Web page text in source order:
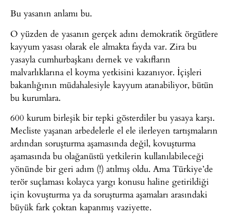
Bu yasanın anlamı bu.
O yüzden de yasanın gerçek adını demokratik örgütlere
kayyum yasası olarak ele almakta fayda var. Zira bu
yasayla cumhurbaşkanı dernek ve vakıfların
malvarlıklarına el koyma yetkisini kazanıyor. İçişleri
bakanlığının müdahalesiyle kayyum atanabiliyor, bütün
bu kurumlara.
600 kurum birleşik bir tepki gösterdiler bu yasaya karşı.
Mecliste yaşanan arbedelerle el ele ilerleyen tartışmaların
ardından soruşturma aşamasında değil, kovuşturma
aşamasında bu olağanüstü yetkilerin kullanılabileceği
yönünde bir geri adım (!) atılmış oldu. Ama Türkiye’de
terör suçlaması kolayca yargı konusu haline getirildiği
için kovuşturma ya da soruşturma aşamaları arasındaki
büyük fark çoktan kapanmış vaziyette.